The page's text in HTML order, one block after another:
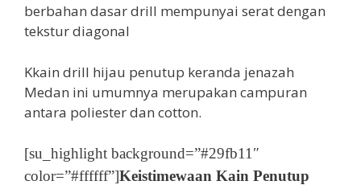
berbahan dasar drill mempunyai serat dengan
tekstur diagonal
Kkain drill hijau penutup keranda jenazah
Medan ini umumnya merupakan campuran
antara poliester dan cotton.
[su_highlight background=”#29fb11″
color=”#ffffff”]Keistimewaan Kain Penutup